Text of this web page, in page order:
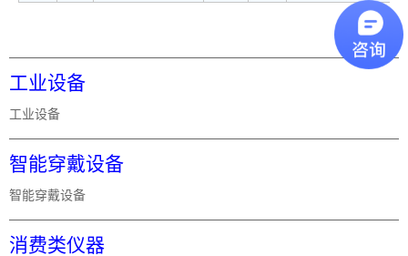
工业设备
工业设备
智能穿戴设备
智能穿戴设备
消费类仪器